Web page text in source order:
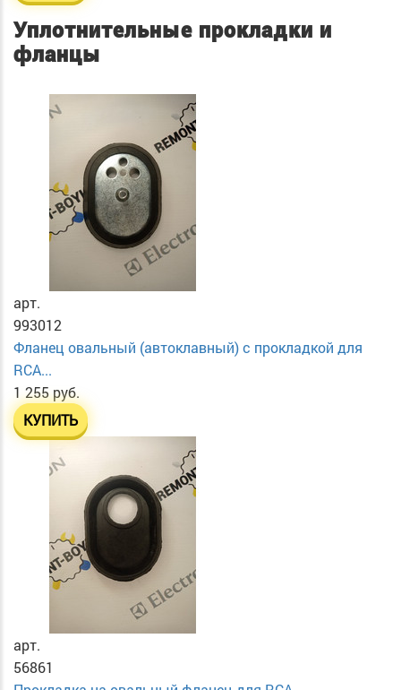
Уплотнительные прокладки и
фланцы
арт.
993012
Фланец овальный (автоклавный) с прокладкой для
RCA...
1 255 руб.
КУПИТЬ
арт.
56861